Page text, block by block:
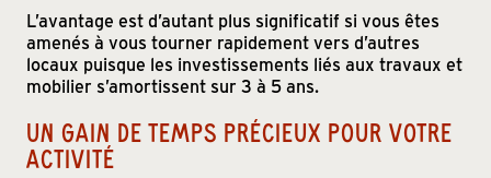
L’avantage est d’autant plus significatif si vous êtes
amenés à vous tourner rapidement vers d’autres
locaux puisque les investissements liés aux travaux et
mobilier s’amortissent sur 3 à 5 ans.
UN GAIN DE TEMPS PRÉCIEUX POUR VOTRE
ACTIVITÉ